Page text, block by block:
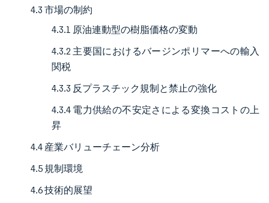
4.3 市場の制約
4.3.1 原油連動型の樹脂価格の変動
4.3.2 主要国におけるバージンポリマーへの輸入
関税
4.3.3 反プラスチック規制と禁止の強化
4.3.4 電力供給の不安定さによる変換コストの上
昇
4.4 産業バリューチェーン分析
4.5 規制環境
4.6 技術的展望